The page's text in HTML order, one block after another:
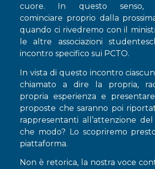
cuore. In questo senso,
cominciare proprio dalla
quando ci rivedremo con il
le altre associazioni
incontro specifico sui PCTO.
In vista di questo incontro
chiamato a dire la propria,
propria esperienza e
proposte che saranno poi
rappresentanti all’attenzione
che modo? Lo scopriremo
piattaforma.
Non è retorica, la nostra voce